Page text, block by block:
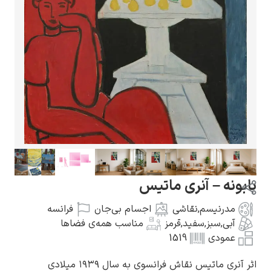
گوستاو کلیمت
ادوارد مونک
کامی پیسارو
بابونه – آنری ماتیس
مدرنیسم,نقاشی اجسام بی‌جان
فرانسه
آبی ,سبز,سفید,قرمز
مناسب همه‌ی فضاها
عمودی
1519
اثر آنری ماتیس نقاش فرانسوی به سال ۱۹۳۹ میلادی